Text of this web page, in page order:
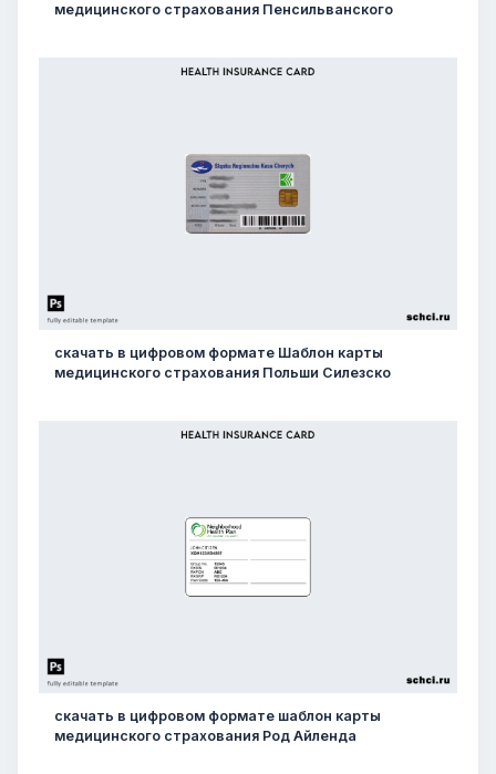
медицинского страхования Пенсильванского
скачать в цифровом формате Шаблон карты
медицинского страхования Польши Силезско
скачать в цифровом формате шаблон карты
медицинского страхования Род Айленда